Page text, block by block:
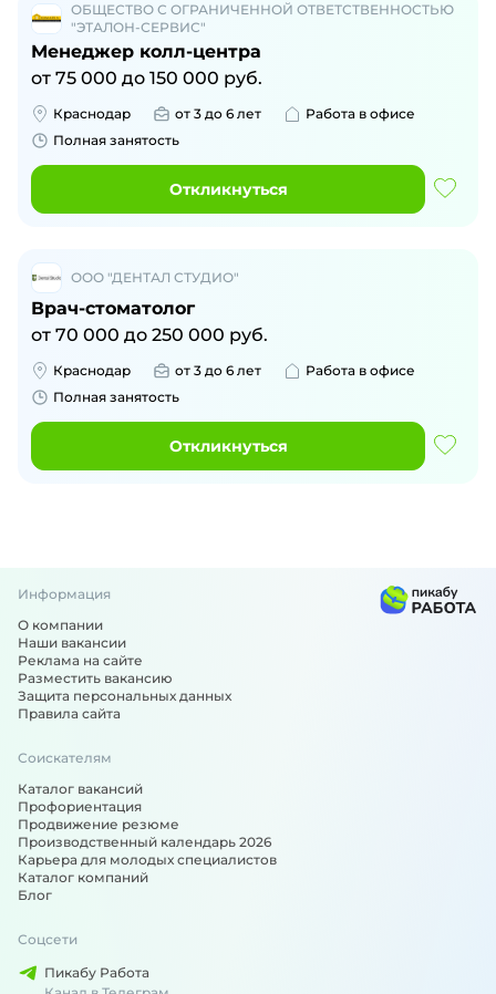
ОБЩЕСТВО С ОГРАНИЧЕННОЙ ОТВЕТСТВЕННОСТЬЮ
"ЭТАЛОН-СЕРВИС"
Менеджер колл-центра
от 75 000 до 150 000 руб.
Краснодар от 3 до 6 лет
Работа в офисе
Полная занятость
Откликнуться
ООО "ДЕНТАЛ СТУДИО"
Врач-стоматолог
от 70 000 до 250 000 руб.
Краснодар от 3 до 6 лет
Работа в офисе
Полная занятость
Откликнуться
Информация
О компании
Наши вакансии
Реклама на сайте
Разместить вакансию
Защита персональных данных
Правила сайта
Соискателям
Каталог вакансий
Профориентация
Продвижение резюме
Производственный календарь 2026
Карьера для молодых специалистов
Каталог компаний
Блог
Соцсети
Пикабу Работа